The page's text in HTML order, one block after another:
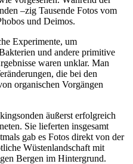
–zig Tausende Fotos vom
und Deimos.
Experimente, um
und andere primitive
waren unklar. Man
die bei den
organischen Vorgängen
äußerst erfolgreich
Sie lieferten insgesamt
gab es Fotos direkt von der
Wüstenlandschaft mit
Bergen im Hintergrund.